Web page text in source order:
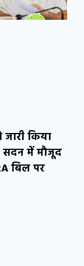
किया
सदन में मौजूद
बिल पर